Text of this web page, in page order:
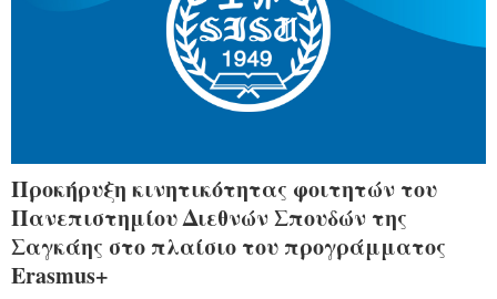
Προκήρυξη κινητικότητας φοιτητών του
Πανεπιστημίου Διεθνών Σπουδών της
Σαγκάης στο πλαίσιο του προγράμματος
Erasmus+